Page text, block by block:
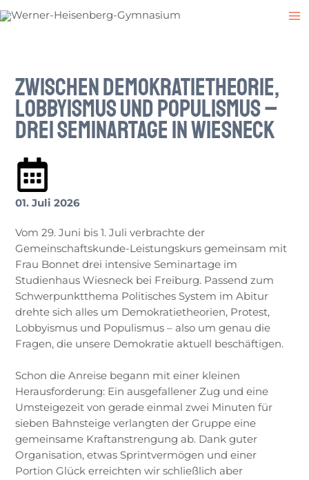
Inhalt
Zwischen Demokratietheorie,
Lobbyismus und Populismus –
drei Seminartage in Wiesneck
01. Juli 2026
Vom 29. Juni bis 1. Juli verbrachte der
Gemeinschaftskunde-Leistungskurs gemeinsam mit
Frau Bonnet drei intensive Seminartage im
Studienhaus Wiesneck bei Freiburg. Passend zum
Schwerpunktthema Politisches System im Abitur
drehte sich alles um Demokratietheorien, Protest,
Lobbyismus und Populismus – also um genau die
Fragen, die unsere Demokratie aktuell beschäftigen.
Schon die Anreise begann mit einer kleinen
Herausforderung: Ein ausgefallener Zug und eine
Umsteigezeit von gerade einmal zwei Minuten für
sieben Bahnsteige verlangten der Gruppe eine
gemeinsame Kraftanstrengung ab. Dank guter
Organisation, etwas Sprintvermögen und einer
Portion Glück erreichten wir schließlich aber
navigation